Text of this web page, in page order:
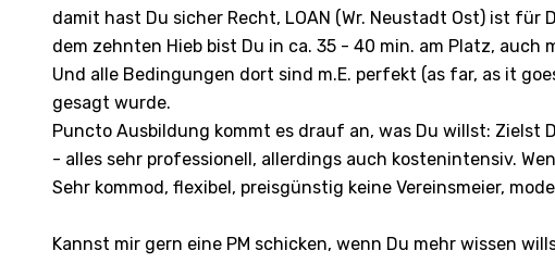
damit hast Du sicher Recht, LOAN (Wr. Neustadt Ost) ist für
dem zehnten Hieb bist Du in ca. 35 - 40 min. am Platz, auch
Und alle Bedingungen dort sind m.E. perfekt (as far, as it
gesagt wurde.
Puncto Ausbildung kommt es drauf an, was Du willst: Zielst
- alles sehr professionell, allerdings auch kostenintensiv.
Sehr kommod, flexibel, preisgünstig keine Vereinsmeier,
Kannst mir gern eine PM schicken, wenn Du mehr wissen